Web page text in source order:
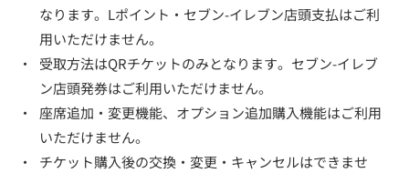
なります。Lポイント・セブン-イレブン店頭支払はご利
用いただけません。
・
受取方法はQRチケットのみとなります。セブン-イレブ
ン店頭発券はご利用いただけません。
・
座席追加・変更機能、オプション追加購入機能はご利用
いただけません。
・
チケット購入後の交換・変更・キャンセルはできませ